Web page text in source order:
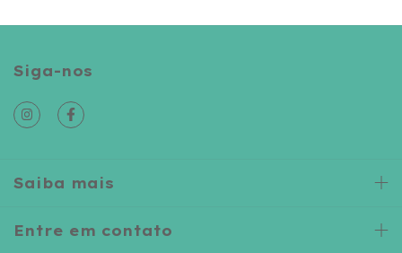
Siga-nos
Saiba mais
Entre em contato